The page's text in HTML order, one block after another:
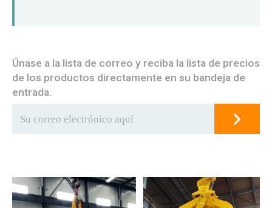
Únase a la lista de correo y reciba la lista de precios
de los productos directamente en su bandeja de
entrada.